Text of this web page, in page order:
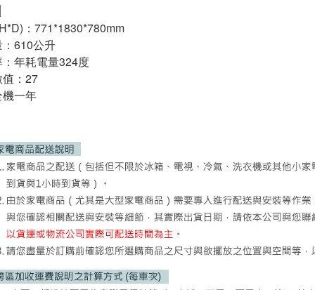
：771*1830*780mm
610公升
年耗電量324度
：27
一年